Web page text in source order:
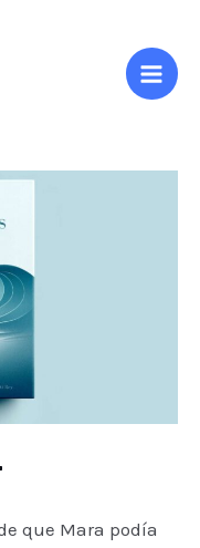
que Mara podía